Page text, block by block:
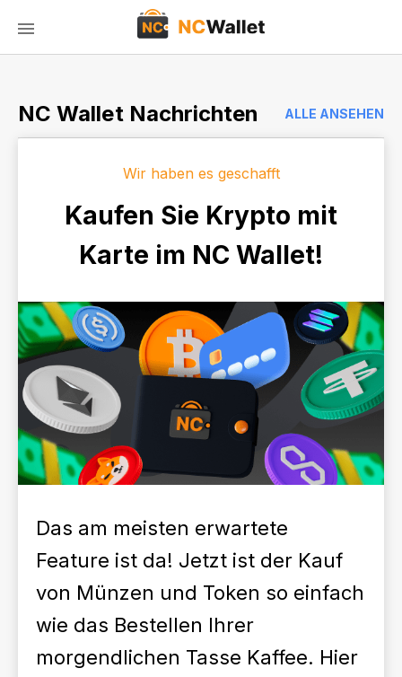
NC Wallet Nachrichten ALLE ANSEHEN
Wir haben es geschafft
Kaufen Sie Krypto mit
Karte im NC Wallet!
Das am meisten erwartete
Feature ist da! Jetzt ist der Kauf
von Münzen und Token so einfach
wie das Bestellen Ihrer
morgendlichen Tasse Kaffee. Hier